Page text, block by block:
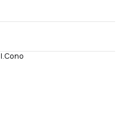
I.Cono